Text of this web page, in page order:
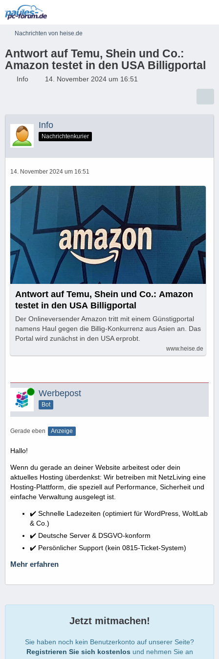
Nachrichten von heise.de
Antwort auf Temu, Shein und Co.:
Amazon testet in den USA Billigportal
Info 14. November 2024 um 16:51
Info
Nachrichtenkurier
14. November 2024 um 16:51
Antwort auf Temu, Shein und Co.: Amazon
testet in den USA Billigportal
Der Onlineversender Amazon tritt mit einem Günstigportal
namens Haul gegen die Billig-Konkurrenz aus Asien an. Das
Portal wird zunächst in den USA erprobt.
www.heise.de
Online Werbepost
Bot
Gerade eben Anzeige
Hallo!
Wenn du gerade an deiner Website arbeitest oder dein
aktuelles Hosting überdenkst: Wir betreiben mit NetzLiving eine
Hosting-Plattform, die speziell auf Performance, Sicherheit und
einfache Verwaltung ausgelegt ist.
✔️ Schnelle Ladezeiten (optimiert für WordPress, WoltLab
& Co.)
✔️ Deutsche Server & DSGVO-konform
✔️ Persönlicher Support (kein 0815-Ticket-System)
Mehr erfahren
Jetzt mitmachen!
Sie haben noch kein Benutzerkonto auf unserer Seite?
Registrieren Sie sich kostenlos und nehmen Sie an